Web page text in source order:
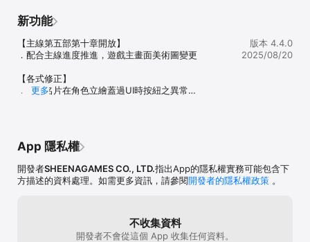
本遊戲情節涉及性（輕微裸露）、暴力、不當言語、虛擬戀愛或結婚
之情節，依遊戲軟體分級管理辦法分類為輔 15級，內另有提供購買虛
新功能
【主線第五部第十章開放】
．配合主線進度推進，遊戲主畫面美術圖變更
【各式修正】
．團長名片在角色立繪蓋過UI時按紐之異常
常
【最佳化調整】
更多
版本 4.4.0
2025/08/20
App 隱私權
開發者SHEENAGAMES CO., LTD.指出App的隱私權實務可能包含下
方描述的資料處理。如需更多資訊，請參閱開發者的隱私權政策 。
不收集資料
開發者不會從這個 App 收集任何資料。